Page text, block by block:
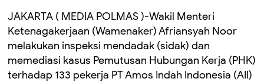
JAKARTA ( MEDIA POLMAS )-Wakil Menteri
Ketenagakerjaan (Wamenaker) Afriansyah Noor
melakukan inspeksi mendadak (sidak) dan
memediasi kasus Pemutusan Hubungan Kerja (PHK)
terhadap 133 pekerja PT Amos Indah Indonesia (AII)